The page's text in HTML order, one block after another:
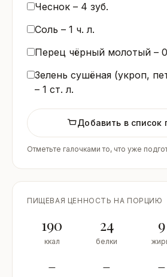
Чеснок – 4 зуб.
Соль – 1 ч. л.
Перец чёрный молотый –
Зелень сушёная (укроп,
– 1 ст. л.
Добавить в список
Отметьте галочками то, что уже
ПИЩЕВАЯ ЦЕННОСТЬ НА ПОРЦИЮ
190
ккал
24
белки
9
– – –